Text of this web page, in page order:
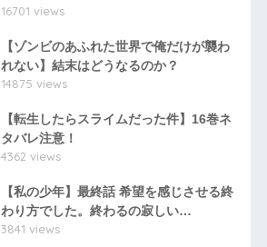
16701 views
【ゾンビのあふれた世界で俺だけが襲わ
れない】結末はどうなるのか？
14875 views
【転生したらスライムだった件】16巻ネ
タバレ注意！
4362 views
【私の少年】最終話 希望を感じさせる終
わり方でした。終わるの寂しい…
3841 views